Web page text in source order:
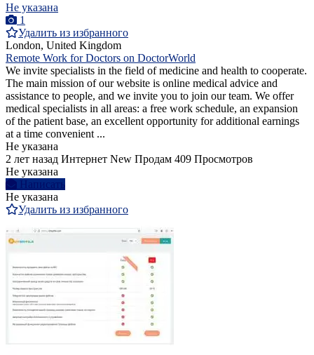
Не указана
1
Удалить из избранного
London, United Kingdom
Remote Work for Doctors on DoctorWorld
We invite specialists in the field of medicine and health to cooperate.
The main mission of our website is online medical advice and
assistance to people, and we invite you to join our team. We offer
medical specialists in all areas: a free work schedule, an expansion
of the patient base, an excellent opportunity for additional earnings
at a time convenient ...
Не указана
2 лет назад Интернет New Продам 409 Просмотров
Не указана
Написать
Не указана
Удалить из избранного